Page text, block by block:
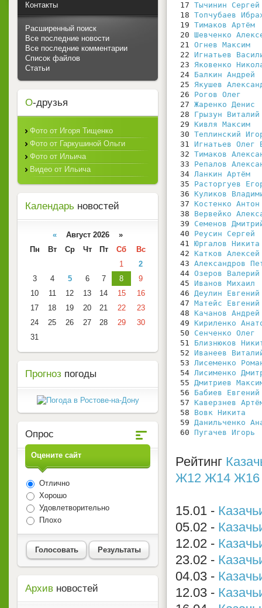
17 Тычинин Сергей
18 Топчубаев
19 Тимаков Артём
20 Шевченко
21 Огнев Максим
22 Игнатьев
23 Яковенко
24 Балкин Андрей
25 Якушев
26 Рогов Олег
27 Жаренко Денис
28 Грызун Виталий
29 Кивля Максим
30 Теплинский
31 Игнатьев Олег
32 Тимаков
33 Репалов
34 Ланкин Артём
35 Расторгуев
36 Куликов
37 Костенко Антон
38 Вервейко
39 Семенов
40 Реусин Сергей
41 Юргалов Никита
42 Катков Алексей
43 Александров
44 Озеров Валерий
45 Иванов Михаил
46 Деулин Евгений
47 Матейс Евгений
48 Качанов Андрей
49 Кириленко
50 Сенченко Олег
51 Близнюков
52 Иванеев
53 Лисеменко
54 Лисименко
55 Дмитриев
56 Бабиев Евгений
57 Каверзнев
58 Вовк Никита
59 Данильченко
60 Пугачев Игорь
Рейтинг
Ж12 Ж14 Ж16
15.01 -
05.02 -
12.02 -
23.02 -
04.03 -
12.03 -
Контакты
Расширенный поиск
Все последние новости
Все последние комментарии
Список файлов
Статьи
О-друзья
Фото от Игоря Тищенко
Фото от Гаркушиной Ольги
Фото от Ильича
Видео от Ильича
Календарь новостей
« Август 2026 »
Пн
Вт Ср Чт Пт Сб
Вс
1
2
3
4 5 6 7 8
9
10
11 12 13 14 15
16
17
18 19 20 21 22
23
24
25 26 27 28 29
30
31
Прогноз погоды
Опрос
Оцените сайт
Отлично
Хорошо
Удовлетворительно
Плохо
Голосовать Результаты
Архив новостей